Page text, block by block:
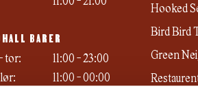
BARER
tor:
11:00 - 23:00
11:00 - 00:00
Hooked
Bird Bird
Green